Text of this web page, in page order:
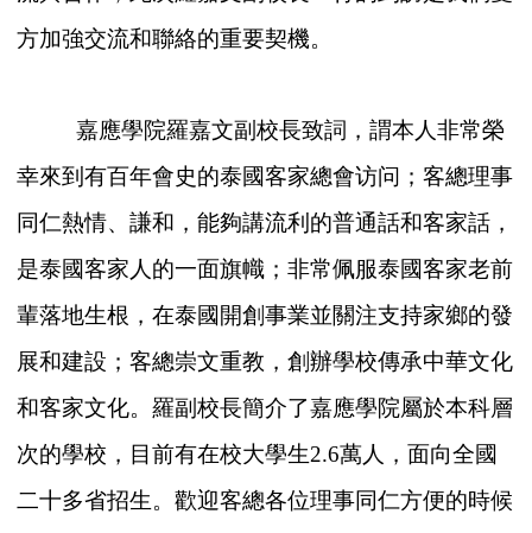
方加強交流和聯絡的重要契機。
嘉應學院羅嘉文副校長致詞，謂本人非常榮
幸來到有百年會史的泰國客家總會访问；客總理事
同仁熱情、謙和，能夠講流利的普通話和客家話，
是泰國客家人的一面旗幟；非常佩服泰國客家老前
輩落地生根，在泰國開創事業並關注支持家鄉的發
展和建設；客總崇文重教，創辦學校傳承中華文化
和客家文化。羅副校長簡介了嘉應學院屬於本科層
次的學校，目前有在校大學生2.6萬人，面向全國
二十多省招生。歡迎客總各位理事同仁方便的時候